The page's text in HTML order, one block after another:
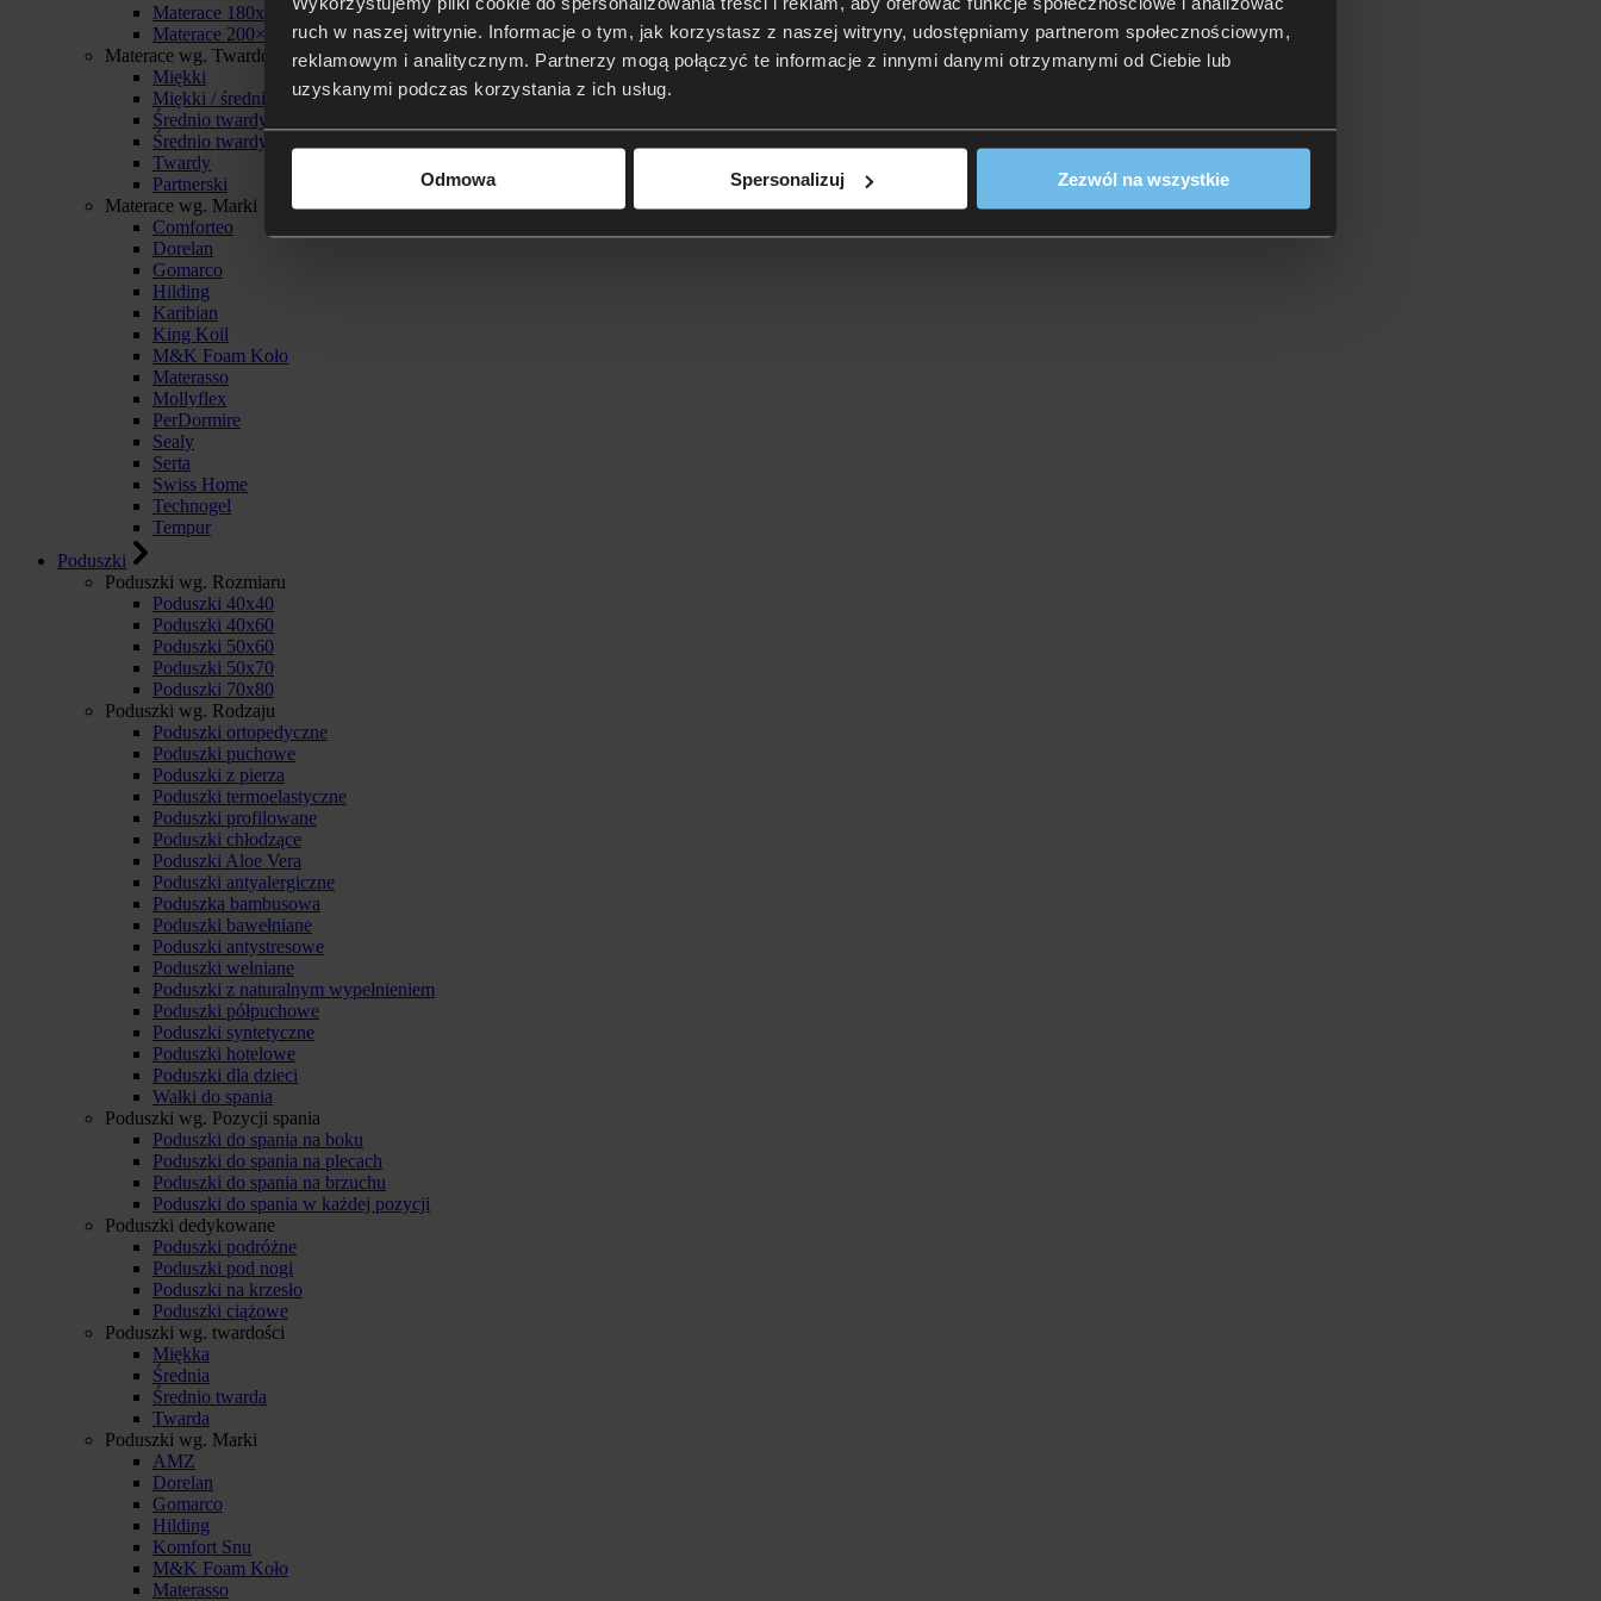
ruch w naszej witrynie. Informacje o tym, jak korzystasz z naszej witryny, udostępniamy partnerom społecznościowym,
reklamowym i analitycznym. Partnerzy mogą połączyć te informacje z innymi danymi otrzymanymi od Ciebie lub
uzyskanymi podczas korzystania z ich usług.
Odmowa Spersonalizuj Zezwól na wszystkie
Materace 180x200
Materace 200×200
Materace wg. Twardości
Miękki
Miękki / średnio twardy
Średnio twardy
Średnio twardy / twardy
Twardy
Partnerski
Materace wg. Marki
Comforteo
Dorelan
Gomarco
Hilding
Karibian
King Koil
M&K Foam Koło
Materasso
Mollyflex
PerDormire
Sealy
Serta
Swiss Home
Technogel
Tempur
Poduszki
Poduszki wg. Rozmiaru
Poduszki 40x40
Poduszki 40x60
Poduszki 50x60
Poduszki 50x70
Poduszki 70x80
Poduszki wg. Rodzaju
Poduszki ortopedyczne
Poduszki puchowe
Poduszki z pierza
Poduszki termoelastyczne
Poduszki profilowane
Poduszki chłodzące
Poduszki Aloe Vera
Poduszki antyalergiczne
Poduszka bambusowa
Poduszki bawełniane
Poduszki antystresowe
Poduszki wełniane
Poduszki z naturalnym wypełnieniem
Poduszki półpuchowe
Poduszki syntetyczne
Poduszki hotelowe
Poduszki dla dzieci
Wałki do spania
Poduszki wg. Pozycji spania
Poduszki do spania na boku
Poduszki do spania na plecach
Poduszki do spania na brzuchu
Poduszki do spania w każdej pozycji
Poduszki dedykowane
Poduszki podróżne
Poduszki pod nogi
Poduszki na krzesło
Poduszki ciążowe
Poduszki wg. twardości
Miękka
Średnia
Średnio twarda
Twarda
Poduszki wg. Marki
AMZ
Dorelan
Gomarco
Hilding
Komfort Snu
M&K Foam Koło
Materasso